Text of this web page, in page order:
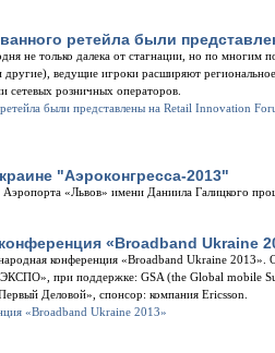
ретейла были
не только далека от стагнации, но по многим
ведущие игроки расширяют
сетевых розничных операторов.
"Аэроконгресса-2013"
«Львов» имени Даниила Галицкого
«Broadband Ukraine
конференция «Broadband Ukraine 2013».
при поддержке: GSA (the Global mobile
Деловой», спонсор: компания Ericsson.